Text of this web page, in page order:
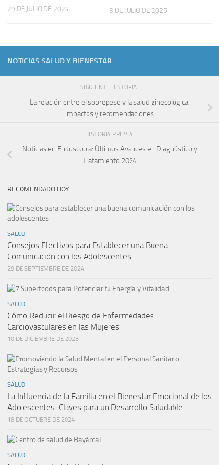
29 DE JULIO DE 2024 3 DE JULIO DE 2025
NOTICIAS SALUD Y BIENESTAR
SIGUIENTE HISTORIA
La relación entre el sobrepeso y la salud ginecológica:
Impactos y recomendaciones
HISTORIA PREVIA
Noticias en Endoscopia: Últimos Avances en Diagnóstico y
Tratamiento 2024
RECOMENDADO HOY:
SALUD
Consejos Efectivos para Establecer una Buena
Comunicación con los Adolescentes
29 DE SEPTIEMBRE DE 2024
SALUD
Cómo Reducir el Riesgo de Enfermedades
Cardiovasculares en las Mujeres
10 DE DICIEMBRE DE 2023
SALUD
La Influencia de la Familia en el Bienestar Emocional de los
Adolescentes: Claves para un Desarrollo Saludable
18 DE OCTUBRE DE 2024
SALUD